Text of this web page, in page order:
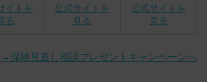
イトを
る
公式サイトを
見る
公式サイトを
見る
→保険見直し相談プレゼントキャンペーンへ